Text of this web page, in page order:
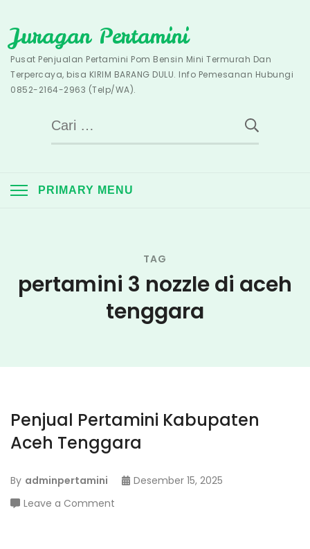
to
content
Juragan Pertamini
Pusat Penjualan Pertamini Pom Bensin Mini Termurah Dan
Terpercaya, bisa KIRIM BARANG DULU. Info Pemesanan Hubungi
0852-2164-2963 (Telp/WA).
Cari
untuk:
PRIMARY MENU
TAG
pertamini 3 nozzle di aceh
tenggara
Penjual Pertamini Kabupaten
Aceh Tenggara
By adminpertamini
Desember 15, 2025
Leave a Comment